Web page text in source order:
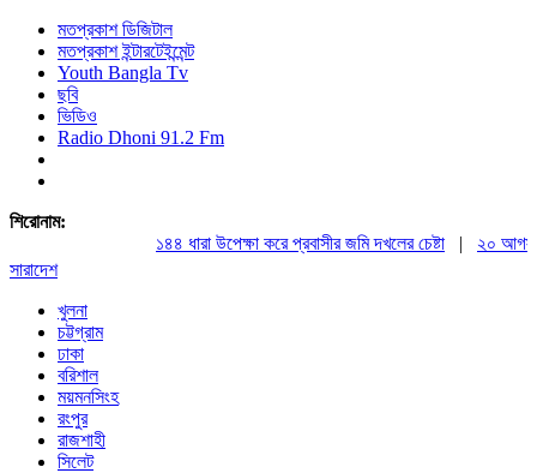
মতপ্রকাশ ডিজিটাল
মতপ্রকাশ ইন্টারটেইন্মেন্ট
Youth Bangla Tv
ছবি
ভিডিও
Radio Dhoni 91.2 Fm
শিরোনাম:
১৪৪ ধারা উপেক্ষা করে প্রবাসীর জমি দখলের চেষ্টা|
২০ আগস্ট
সারাদেশ
খুলনা
চট্টগ্রাম
ঢাকা
বরিশাল
ময়মনসিংহ
রংপুর
রাজশাহী
সিলেট